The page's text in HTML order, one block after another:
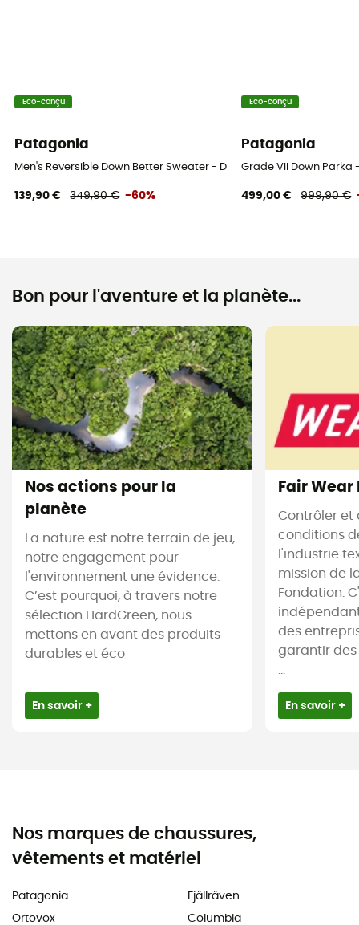
Eco-conçu
Patagonia
Men's Reversible Down Better Sweater - Doudoune homme
139,90 € 349,90 € -60%
Eco-conçu
Patagonia
Grade VII Down Parka
499,00 € 999,90 €
Bon pour l'aventure et la planète...
Nos actions pour la
planète
La nature est notre terrain de jeu,
notre engagement pour
l'environnement une évidence.
C’est pourquoi, à travers notre
sélection HardGreen, nous
mettons en avant des produits
durables et éco
En savoir +
Fair
Contrôler et
conditions
l'industrie
mission de
Fondation.
des
garantir
...
En savoir +
Nos marques de chaussures,
vêtements et matériel
Patagonia
Ortovox
Fjällräven
Columbia